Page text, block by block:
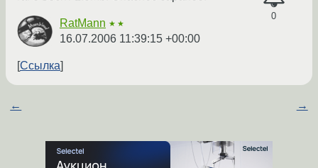
0
RatMann ★★
16.07.2006 11:39:15 +00:00
Ссылка
← →